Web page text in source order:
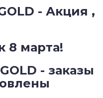
- Акция ,
8 марта!
- заказы